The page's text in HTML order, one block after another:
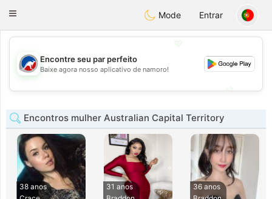
Australia Chat
Toggle
Mode Entrar
💖
💕
Encontre seu par perfeito
Baixe agora nosso aplicativo de namoro!
Encontros mulher Australian Capital Territory
38 anos
31 anos
36 anos